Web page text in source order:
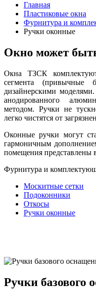
Главная
Пластиковые окна
Фурнитура и
Ручки оконные
Окно может
Окна ТЗСК
сегмента
дизайнерскими
анодированного
методом. Ручки не
легко чистятся от
Оконные ручки могут
гармоничным
помещения представлены
Фурнитура и
Москитные сетки
Подоконники
Откосы
Ручки оконные
Ручки базового